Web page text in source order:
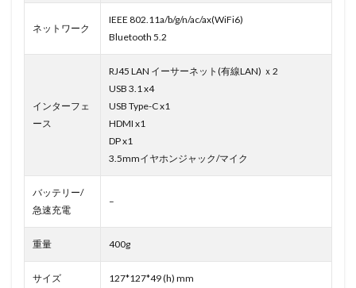
ネットワーク
IEEE 802.11a/b/g/n/ac/ax(WiFi6)
Bluetooth 5.2
インターフェ
ース
RJ45 LAN イーサーネット(有線LAN) ｘ2
USB 3.1 x4
USB Type-C x1
HDMI x1
DP x1
3.5mmイヤホンジャック/マイク
バッテリー/
急速充電
–
重量 400g
サイズ 127*127*49 (h) mm